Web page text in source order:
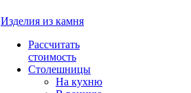
Изделия из камня
Рассчитать
стоимость
Столешницы
На кухню